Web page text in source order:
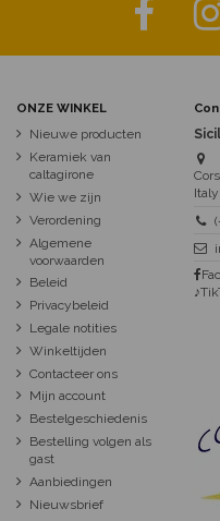
ONZE WINKEL
Nieuwe producten
Keramiek van
caltagirone
Wie we zijn
Verordening
Algemene
voorwaarden
Beleid
Privacybeleid
Legale notities
Winkeltijden
Contacteer ons
Mijn account
Bestelgeschiedenis
Bestelling volgen als
gast
Aanbiedingen
Nieuwsbrief
Italy